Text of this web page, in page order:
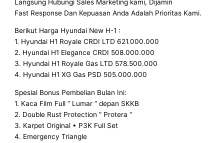
Langsung Hubungi Sales Marketing kami, Dijamin
Fast Response Dan Kepuasan Anda Adalah Prioritas Kami.
Berikut Harga Hyundai New H-1 :
1. Hyundai H1 Royale CRDI LTD 621.000.000
2. Hyundai H1 Elegance CRDI 508.000.000
3. Hyundai H1 Royale Gas LTD 578.500.000
4. Hyundai H1 XG Gas PSD 505.000.000
Spesial Bonus Pembelian Bulan Ini:
1. Kaca Film Full ” Lumar ” depan SKKB
2. Double Rust Protection ” Protera “
3. Karpet Original • P3K Full Set
4. Emergency Triangle